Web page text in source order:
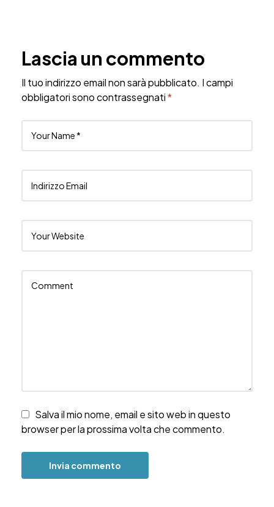
Lascia un commento
Il tuo indirizzo email non sarà pubblicato. I campi
obbligatori sono contrassegnati*
Salva il mio nome, email e sito web in questo
browser per la prossima volta che commento.